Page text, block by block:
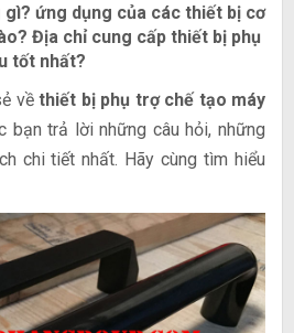
gì? ứng dụng của các thiết bị cơ
Địa chỉ cung cấp thiết bị phụ
tốt nhất?
về thiết bị phụ trợ chế tạo máy
bạn trả lời những câu hỏi, những
chi tiết nhất. Hãy cùng tìm hiểu